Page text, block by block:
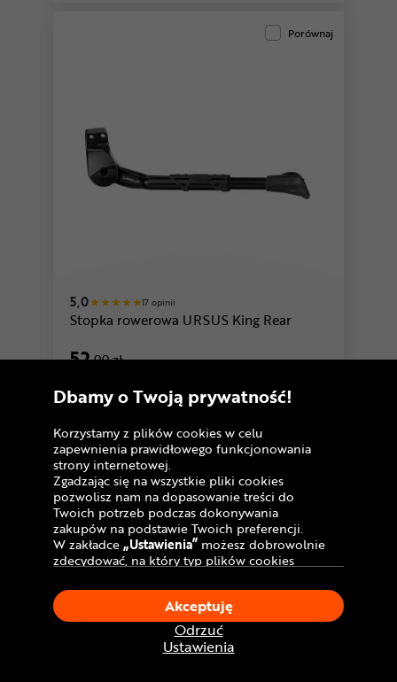
Porównaj
5,0 17 opinii
Stopka rowerowa URSUS King Rear
52,99 zł
U Ciebie w środę! Dostawa GRATIS
Porównaj
Dbamy o Twoją prywatność!
Korzystamy z plików cookies w celu
zapewnienia prawidłowego funkcjonowania
strony internetowej.
Zgadzając się na wszystkie pliki cookies
pozwolisz nam na dopasowanie treści do
Twoich potrzeb podczas dokonywania
zakupów na podstawie Twoich preferencji.
W zakładce„Ustawienia” możesz dobrowolnie
zdecydować, na który typ plików cookies
Klikając„Akceptuję”, wyrażasz zgodę na
stosowanie ciasteczek zgodnie z ustawieniami
Twojej przeglądarki.
W dowolnym momencie, możesz dokonać
zmiany swojego wyboru klikając opcję
Ustawienia
Odrzuć
Akceptuję